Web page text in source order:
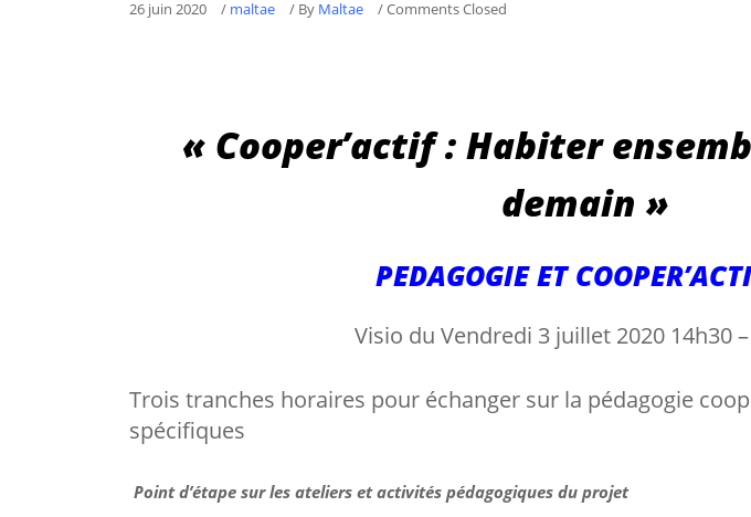
26 juin 2020 / maltae / By Maltae / Comments Closed
« Cooper’actif : Habiter
demain »
PEDAGOGIE ET
Visio du Vendredi 3 juillet 2020 14h30
Trois tranches horaires pour échanger sur la pédagogie
spécifiques
Point d’étape sur les ateliers et activités pédagogiques du projet